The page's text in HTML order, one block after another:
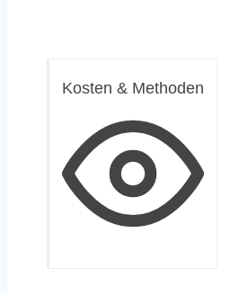
Kosten & Methoden